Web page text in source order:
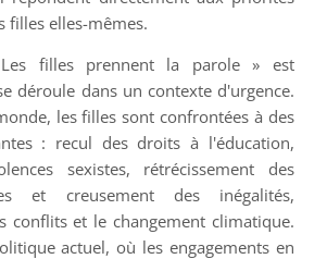
filles elles-mêmes.
Les filles prennent la parole » est
déroule dans un contexte d'urgence.
les filles sont confrontées à des
: recul des droits à l'éducation,
sexistes, rétrécissement des
et creusement des inégalités,
conflits et le changement climatique.
actuel, où les engagements en